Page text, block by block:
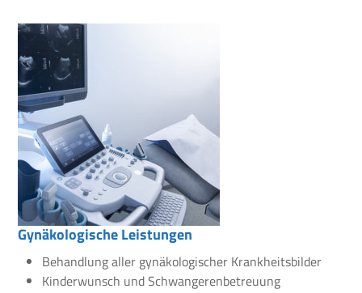
Gynäkologische Leistungen
Behandlung aller gynäkologischer Krankheitsbilder
Kinderwunsch und Schwangerenbetreuung